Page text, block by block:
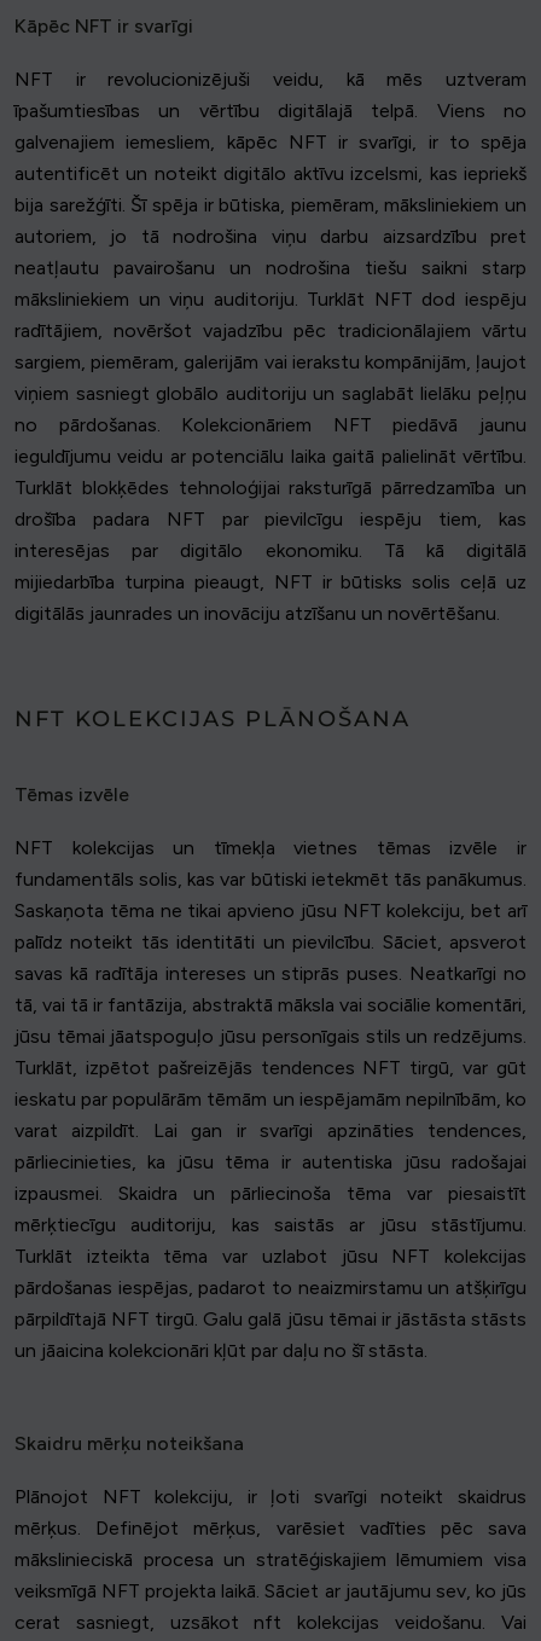
Kāpēc NFT ir svarīgi
NFT ir revolucionizējuši veidu, kā mēs uztveram
īpašumtiesības un vērtību digitālajā telpā. Viens no
galvenajiem iemesliem, kāpēc NFT ir svarīgi, ir to spēja
autentificēt un noteikt digitālo aktīvu izcelsmi, kas iepriekš
bija sarežģīti. Šī spēja ir būtiska, piemēram, māksliniekiem un
autoriem, jo tā nodrošina viņu darbu aizsardzību pret
neatļautu pavairošanu un nodrošina tiešu saikni starp
māksliniekiem un viņu auditoriju. Turklāt NFT dod iespēju
radītājiem, novēršot vajadzību pēc tradicionālajiem vārtu
sargiem, piemēram, galerijām vai ierakstu kompānijām, ļaujot
viņiem sasniegt globālo auditoriju un saglabāt lielāku peļņu
no pārdošanas. Kolekcionāriem NFT piedāvā jaunu
ieguldījumu veidu ar potenciālu laika gaitā palielināt vērtību.
Turklāt blokķēdes tehnoloģijai raksturīgā pārredzamība un
drošība padara NFT par pievilcīgu iespēju tiem, kas
interesējas par digitālo ekonomiku. Tā kā digitālā
mijiedarbība turpina pieaugt, NFT ir būtisks solis ceļā uz
digitālās jaunrades un inovāciju atzīšanu un novērtēšanu.
NFT KOLEKCIJAS PLĀNOŠANA
Tēmas izvēle
NFT kolekcijas un tīmekļa vietnes tēmas izvēle ir
fundamentāls solis, kas var būtiski ietekmēt tās panākumus.
Saskaņota tēma ne tikai apvieno jūsu NFT kolekciju, bet arī
palīdz noteikt tās identitāti un pievilcību. Sāciet, apsverot
savas kā radītāja intereses un stiprās puses. Neatkarīgi no
tā, vai tā ir fantāzija, abstraktā māksla vai sociālie komentāri,
jūsu tēmai jāatspoguļo jūsu personīgais stils un redzējums.
Turklāt, izpētot pašreizējās tendences NFT tirgū, var gūt
ieskatu par populārām tēmām un iespējamām nepilnībām, ko
varat aizpildīt. Lai gan ir svarīgi apzināties tendences,
pārliecinieties, ka jūsu tēma ir autentiska jūsu radošajai
izpausmei. Skaidra un pārliecinoša tēma var piesaistīt
mērķtiecīgu auditoriju, kas saistās ar jūsu stāstījumu.
Turklāt izteikta tēma var uzlabot jūsu NFT kolekcijas
pārdošanas iespējas, padarot to neaizmirstamu un atšķirīgu
pārpildītajā NFT tirgū. Galu galā jūsu tēmai ir jāstāsta stāsts
un jāaicina kolekcionāri kļūt par daļu no šī stāsta.
Skaidru mērķu noteikšana
Plānojot NFT kolekciju, ir ļoti svarīgi noteikt skaidrus
mērķus. Definējot mērķus, varēsiet vadīties pēc sava
mākslinieciskā procesa un stratēģiskajiem lēmumiem visa
veiksmīgā NFT projekta laikā. Sāciet ar jautājumu sev, ko jūs
cerat sasniegt, uzsākot nft kolekcijas veidošanu. Vai